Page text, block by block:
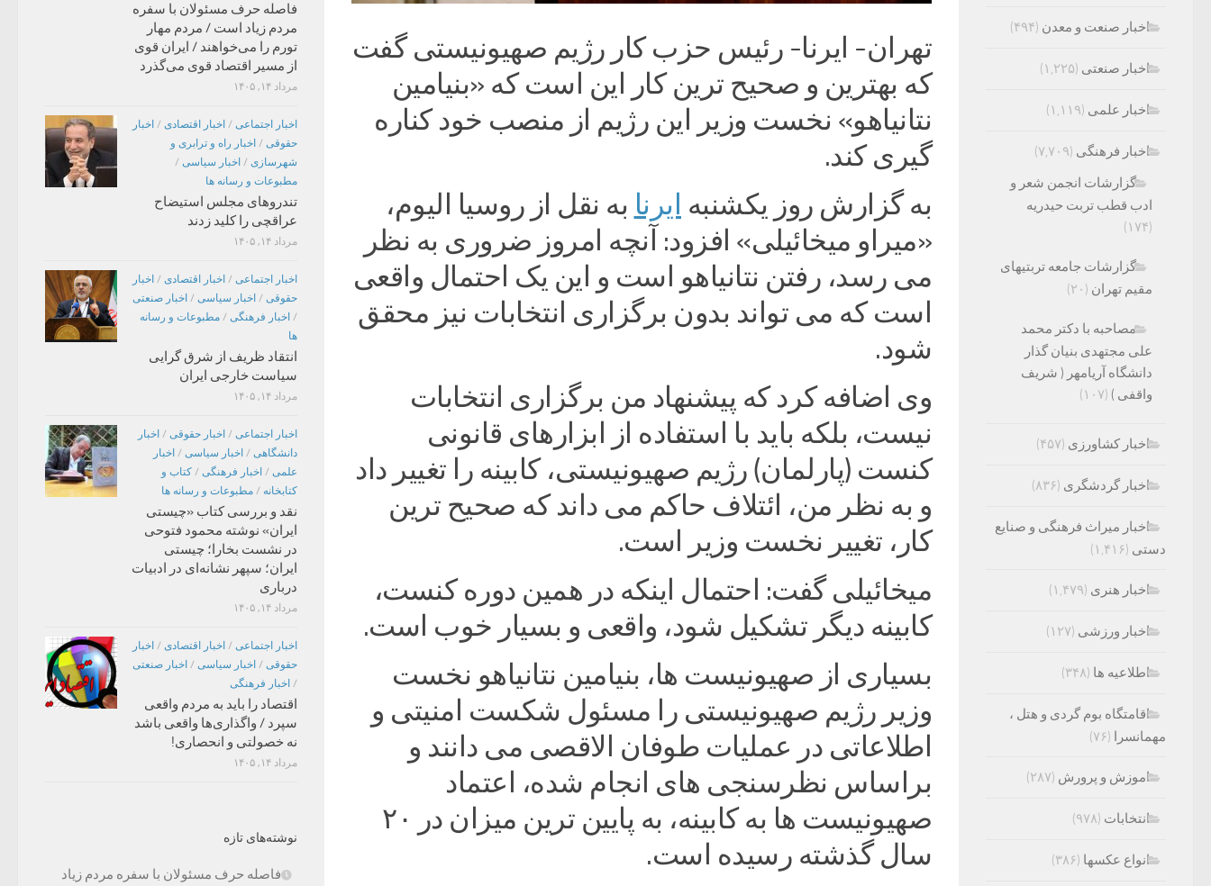
تهران- ایرنا- رئیس حزب کار رژیم صهیونیستی گفت
که بهترین و صحیح ترین کار این است که «بنیامین
نتانیاهو» نخست وزیر این رژیم از منصب خود کناره
گیری کند.
به گزارش روز یکشنبه ایرنا به نقل از روسیا الیوم،
«میراو میخائیلی» افزود: آنچه امروز ضروری به نظر
می رسد، رفتن نتانیاهو است و این یک احتمال واقعی
است که می تواند بدون برگزاری انتخابات نیز محقق
شود.
وی اضافه کرد که پیشنهاد من برگزاری انتخابات
نیست، بلکه باید با استفاده از ابزارهای قانونی
کنست (پارلمان) رژیم صهیونیستی، کابینه را تغییر داد
و به نظر من، ائتلاف حاکم می داند که صحیح ترین
کار، تغییر نخست وزیر است.
میخائیلی گفت: احتمال اینکه در همین دوره کنست،
کابینه دیگر تشکیل شود، واقعی و بسیار خوب است.
بسیاری از صهیونیست ها، بنیامین نتانیاهو نخست
وزیر رژیم صهیونیستی را مسئول شکست امنیتی و
اطلاعاتی در عملیات طوفان الاقصی می دانند و
براساس نظرسنجی های انجام شده، اعتماد
صهیونیست ها به کابینه، به پایین ترین میزان در ۲۰
سال گذشته رسیده است.
فاصله حرف مسئولان با سفره
مردم زیاد است / مردم مهار
تورم را می‌خواهند / ایران قوی
از مسیر اقتصاد قوی می‌گذرد
مرداد ۱۴, ۱۴۰۵
اخبار اجتماعی / اخبار اقتصادی / اخبار
حقوقی / اخبار راه و ترابری و
شهرسازی / اخبار سیاسی /
مطبوعات و رسانه ها
تندروهای مجلس استیضاح
عراقچی را کلید زدند
مرداد ۱۴, ۱۴۰۵
اخبار اجتماعی / اخبار اقتصادی / اخبار
حقوقی / اخبار سیاسی / اخبار صنعتی
/ اخبار فرهنگی / مطبوعات و رسانه
ها
انتقاد ظریف از شرق گرایی
سیاست خارجی ایران
مرداد ۱۴, ۱۴۰۵
اخبار اجتماعی / اخبار حقوقی / اخبار
دانشگاهی / اخبار سیاسی / اخبار
علمی / اخبار فرهنگی / کتاب و
کتابخانه / مطبوعات و رسانه ها
نقد و بررسی کتاب «چیستی
ایران» نوشته محمود فتوحی
در نشست بخارا؛ چیستی
ایران؛ سپهر نشانه‌ای در ادبیات
درباری
مرداد ۱۴, ۱۴۰۵
اخبار اجتماعی / اخبار اقتصادی / اخبار
حقوقی / اخبار سیاسی / اخبار صنعتی
/ اخبار فرهنگی
اقتصاد را باید به مردم واقعی
سپرد / واگذاری‌ها واقعی باشد
نه خصولتی و انحصاری!
مرداد ۱۴, ۱۴۰۵
نوشته‌های تازه
فاصله حرف مسئولان با سفره مردم زیاد
اخبار صنعت و معدن (۴۹۴)
اخبار صنعتی (۱,۲۲۵)
اخبار علمی (۱,۱۱۹)
اخبار فرهنگی (۷,۷۰۹)
گزارشات انجمن شعر و
ادب قطب تربت حیدریه
(۱۷۴)
گزارشات جامعه تربتیهای
مقیم تهران (۲۰)
مصاحبه با دکتر محمد
علی مجتهدی بنیان گذار
دانشگاه آریامهر ( شریف
واقفی ) (۱۰۷)
اخبار کشاورزی (۴۵۷)
اخبار گردشگری (۸۳۶)
اخبار میراث فرهنگی و صنایع
دستی (۱,۴۱۶)
اخبار هنری (۱,۴۷۹)
اخبار ورزشی (۱۲۷)
اطلاعیه ها (۳۴۸)
اقامتگاه بوم گردی و هتل ،
مهمانسرا (۷۶)
اموزش و پرورش (۲۸۷)
انتخابات (۹۷۸)
انواع عکسها (۳۸۶)